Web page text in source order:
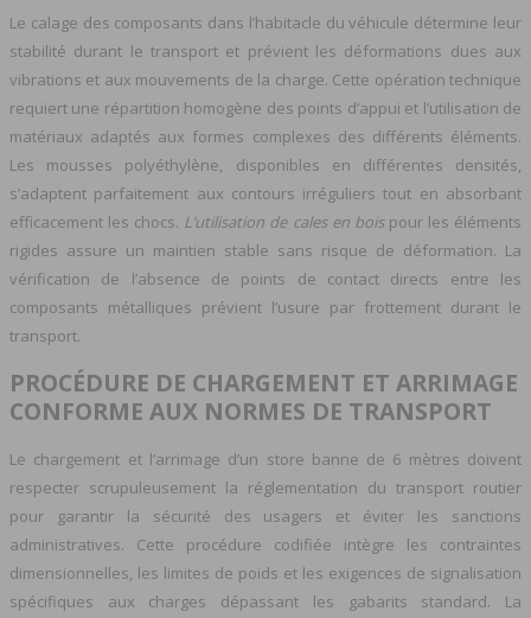
Le calage des composants dans l’habitacle du véhicule détermine leur
stabilité durant le transport et prévient les déformations dues aux
vibrations et aux mouvements de la charge. Cette opération technique
requiert une répartition homogène des points d’appui et l’utilisation de
matériaux adaptés aux formes complexes des différents éléments.
Les mousses polyéthylène, disponibles en différentes densités,
s’adaptent parfaitement aux contours irréguliers tout en absorbant
efficacement les chocs. L’utilisation de cales en bois pour les éléments
rigides assure un maintien stable sans risque de déformation. La
vérification de l’absence de points de contact directs entre les
composants métalliques prévient l’usure par frottement durant le
transport.
PROCÉDURE DE CHARGEMENT ET ARRIMAGE
CONFORME AUX NORMES DE TRANSPORT
Le chargement et l’arrimage d’un store banne de 6 mètres doivent
respecter scrupuleusement la réglementation du transport routier
pour garantir la sécurité des usagers et éviter les sanctions
administratives. Cette procédure codifiée intègre les contraintes
dimensionnelles, les limites de poids et les exigences de signalisation
spécifiques aux charges dépassant les gabarits standard. La